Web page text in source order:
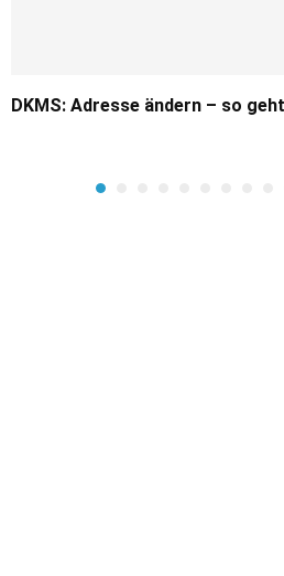
DKMS: Adresse ändern – so